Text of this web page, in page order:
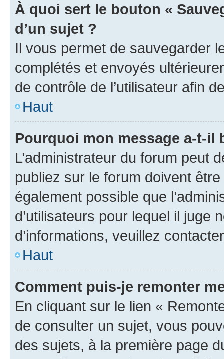
À quoi sert le bouton «
d’un sujet ?
Il vous permet de sauvegarder
complétés et envoyés
de contrôle de l’utilisateur afin
Haut
Pourquoi mon message a-t-il
L’administrateur du forum peut
publiez sur le forum doivent
également possible que
d’utilisateurs pour lequel il juge
d’informations, veuillez
Haut
Comment puis-je remonter
En cliquant sur le lien «
de consulter un sujet, vous
des sujets, à la première page